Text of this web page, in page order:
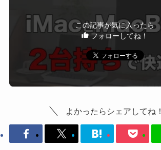
この記事が気に入ったら
フォローしてね！
よかったらシェアしてね！